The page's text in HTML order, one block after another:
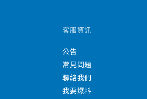
客服資訊
公告
常見問題
聯絡我們
我要爆料